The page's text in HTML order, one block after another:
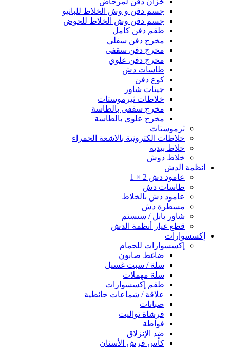
جسم دفن و وش الخلاط للبانيو
جسم دفن وش الخلاط للحوض
طقم دفن كامل
مخرج دفن سفلي
مخرج دفن سقفى
مخرج دفن علوي
طاسات دش
كوع دفن
جيتات شاور
خلاطات ثيرموستات
مخرج سقفى بالطاسة
مخرج علوى بالطاسة
ثرموستات
خلاطات الكترونية بالاشعة الحمراء
خلاط بيديه
خلاط دوش
انظمة الدش
عامود دش 2 × 1
طاسات دش
عامود دش بالخلاط
مسطرة دش
شاور بانل / سيستم
قطع غيار أنظمة الدش
إكسسوارات
إكسسوارات للحمام
ضاغط صابون
سلة / سبت غسيل
سلة مهملات
طقم إكسسوارات
علاقة / شماعات حائطية
صبانات
فرشاة تواليت
فواطة
ضد الإنزلاق
كأس فرش الأسنان